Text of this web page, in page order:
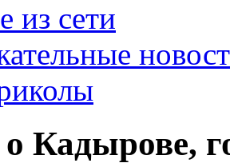
из сети
Кадырове,